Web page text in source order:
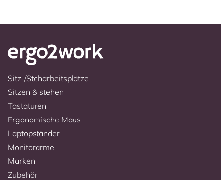
Sitz-/Steharbeitsplätze
Sitzen & stehen
Tastaturen
Ergonomische Maus
Laptopständer
Monitorarme
Marken
Zubehör